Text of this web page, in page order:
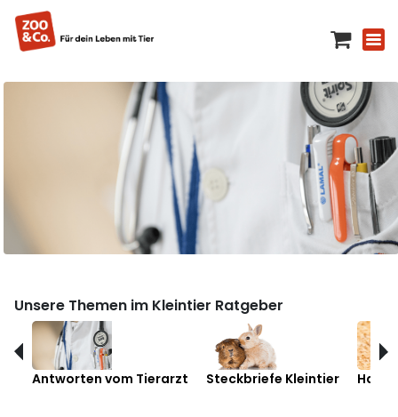
Unsere Themen im Kleintier Ratgeber
Antworten vom Tierarzt Steckbriefe Kleintier